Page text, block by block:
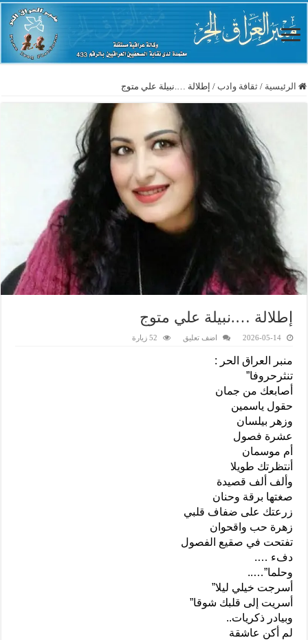
الرئيسية / ثقافة وادب / إطلالة ….نبيلة علي متوج
إطلالة ….نبيلة علي متوج
2026-05-14 اضف تعليق 52 زيارة
منبر العراق الحر :
تنثرحروفا”
أصابعك من جمان
حقول ياسمين
وزهر بيلسان
عشرة فصول
أم موسمان
أنتظرتك طويلا
وألف ألف قصيدة
صغتها برقة وحنان
زرعتك على ضفاف قلبي
زهرة حب واقحوان
تفتحت في صقيع الفصول
دفء ….
وحلما”…..
أسرجت خيلي ليلا”
أسريت إلى قلبك شوقا”
وبيادر ذكريات..
لم أكن عاشقة